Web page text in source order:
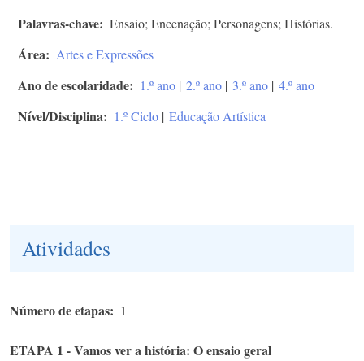
Palavras-chave Ensaio; Encenação; Personagens; Histórias.
Área Artes e Expressões
Ano de escolaridade 1.º ano | 2.º ano | 3.º ano | 4.º ano
Nível/Disciplina 1.º Ciclo | Educação Artística
Atividades
Número de etapas 1
ETAPA 1 - Vamos ver a história: O ensaio geral